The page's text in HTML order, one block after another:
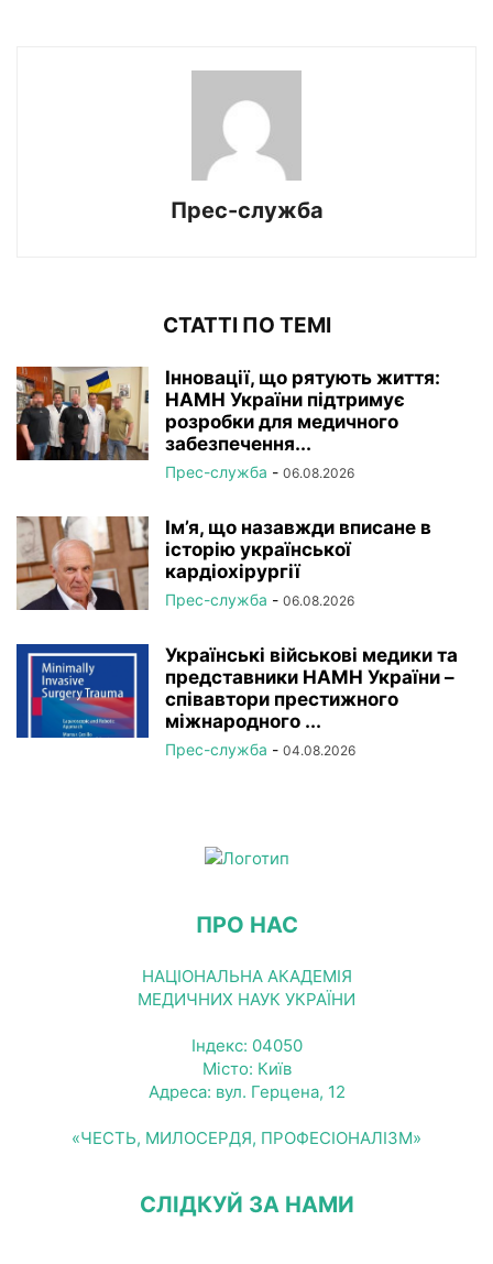
Прес-служба
СТАТТІ ПО ТЕМІ
Інновації, що рятують життя:
НАМН України підтримує
розробки для медичного
забезпечення...
Прес-служба - 06.08.2026
Ім’я, що назавжди вписане в
історію української
кардіохірургії
Прес-служба - 06.08.2026
Українські військові медики та
представники НАМН України –
співавтори престижного
міжнародного ...
Прес-служба - 04.08.2026
ПРО НАС
НАЦІОНАЛЬНА АКАДЕМІЯ
МЕДИЧНИХ НАУК УКРАЇНИ
Індекс: 04050
Місто: Київ
Адреса: вул. Герцена, 12
«ЧЕСТЬ, МИЛОСЕРДЯ, ПРОФЕСІОНАЛІЗМ»
СЛІДКУЙ ЗА НАМИ